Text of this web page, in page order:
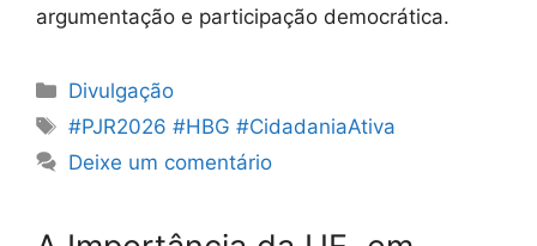
argumentação e participação democrática.
Categorias
Divulgação
Etiquetas
#PJR2026 #HBG #CidadaniaAtiva
Deixe um comentário